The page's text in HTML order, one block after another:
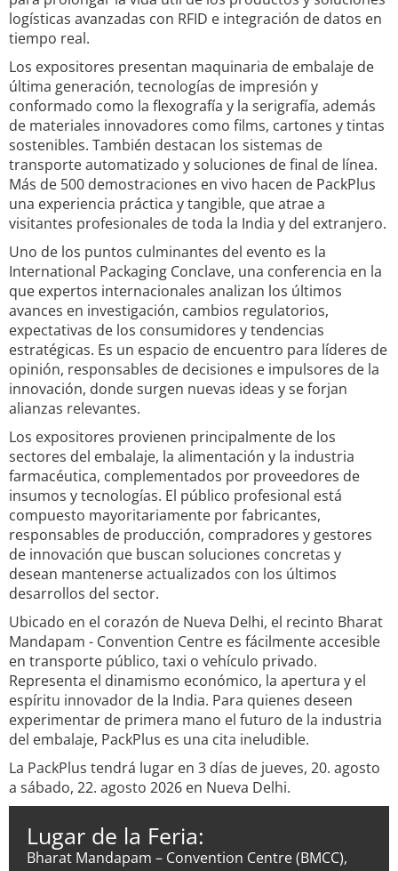
logísticas avanzadas con RFID e integración de datos en
tiempo real.
Los expositores presentan maquinaria de embalaje de
última generación, tecnologías de impresión y
conformado como la flexografía y la serigrafía, además
de materiales innovadores como films, cartones y tintas
sostenibles. También destacan los sistemas de
transporte automatizado y soluciones de final de línea.
Más de 500 demostraciones en vivo hacen de PackPlus
una experiencia práctica y tangible, que atrae a
visitantes profesionales de toda la India y del extranjero.
Uno de los puntos culminantes del evento es la
International Packaging Conclave, una conferencia en la
que expertos internacionales analizan los últimos
avances en investigación, cambios regulatorios,
expectativas de los consumidores y tendencias
estratégicas. Es un espacio de encuentro para líderes de
opinión, responsables de decisiones e impulsores de la
innovación, donde surgen nuevas ideas y se forjan
alianzas relevantes.
Los expositores provienen principalmente de los
sectores del embalaje, la alimentación y la industria
farmacéutica, complementados por proveedores de
insumos y tecnologías. El público profesional está
compuesto mayoritariamente por fabricantes,
responsables de producción, compradores y gestores
de innovación que buscan soluciones concretas y
desean mantenerse actualizados con los últimos
desarrollos del sector.
Ubicado en el corazón de Nueva Delhi, el recinto Bharat
Mandapam - Convention Centre es fácilmente accesible
en transporte público, taxi o vehículo privado.
Representa el dinamismo económico, la apertura y el
espíritu innovador de la India. Para quienes deseen
experimentar de primera mano el futuro de la industria
del embalaje, PackPlus es una cita ineludible.
La PackPlus tendrá lugar en 3 días de jueves, 20. agosto
a sábado, 22. agosto 2026 en Nueva Delhi.
Lugar de la Feria:
Bharat Mandapam – Convention Centre (BMCC),